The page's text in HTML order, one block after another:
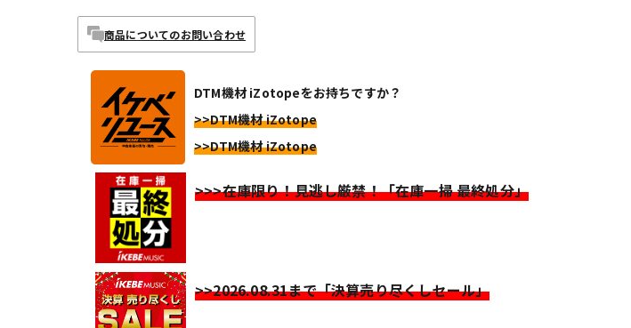
商品についてのお問い合わせ
DTM機材 iZotopeをお持ちですか？
>>DTM機材 iZotope
>>DTM機材 iZotope
>>>在庫限り！見逃し厳禁！「在庫一掃 最終処分」
>>2026.08.31まで「決算売り尽くしセール」